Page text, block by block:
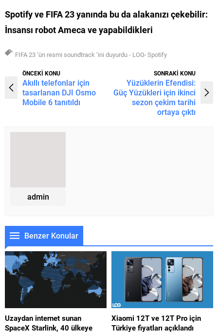
Spotify ve FIFA 23 yanında bu da alakanızı çekebilir:
İnsansı robot Ameca ve yapabildikleri
FIFA 23 ’ün resmi soundtrack ’ini duyurdu - LOG, Spotify
ÖNCEKİ KONU
Akıllı telefonlar için
tasarlanan DJI Osmo
Mobile 6 tanıtıldı
SONRAKİ KONU
Yüzüklerin Efendisi:
Güç Yüzükleri için ikinci
sezon çekim tarihi
ortaya çıktı
admin
Benzer Konular
Uzaydan internet sunan
SpaceX Starlink, 40 ülkeye
Xiaomi 12T ve 12T Pro için
Türkiye fiyatları açıklandı